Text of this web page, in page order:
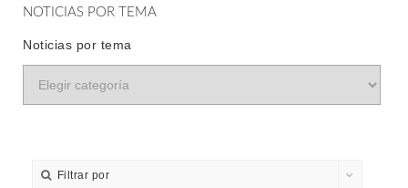
NOTICIAS POR TEMA
Noticias por tema
Filtrar por